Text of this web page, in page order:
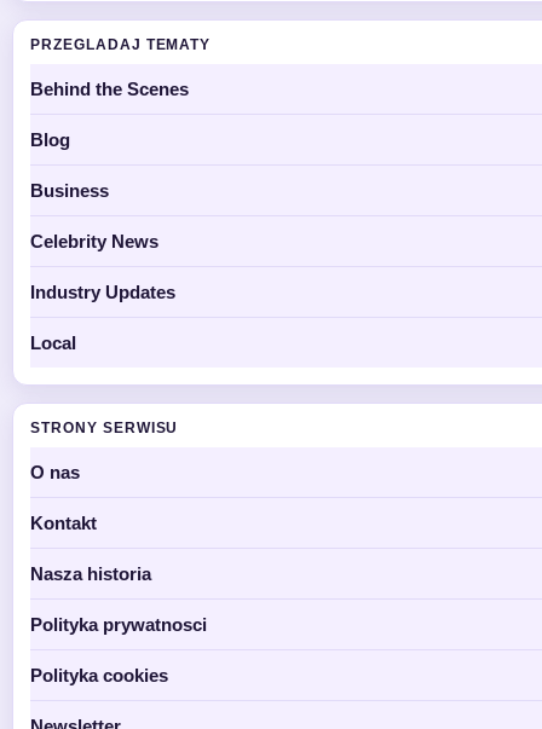
PRZEGLADAJ TEMATY
Behind the Scenes
Blog
Business
Celebrity News
Industry Updates
Local
STRONY SERWISU
O nas
Kontakt
Nasza historia
Polityka prywatnosci
Polityka cookies